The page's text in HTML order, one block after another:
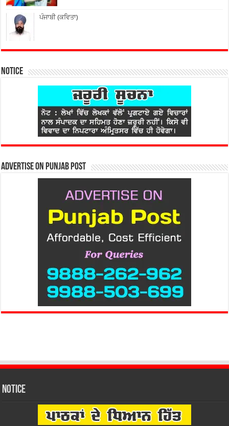
ਪੰਜਾਬੀ (ਕਵਿਤਾ)
Notice
Advertise on Punjab Post
Notice